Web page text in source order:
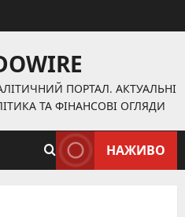
ПОРТАЛ. АКТУАЛЬНІ
ТА ФІНАНСОВІ ОГЛЯДИ
НАЖИВО